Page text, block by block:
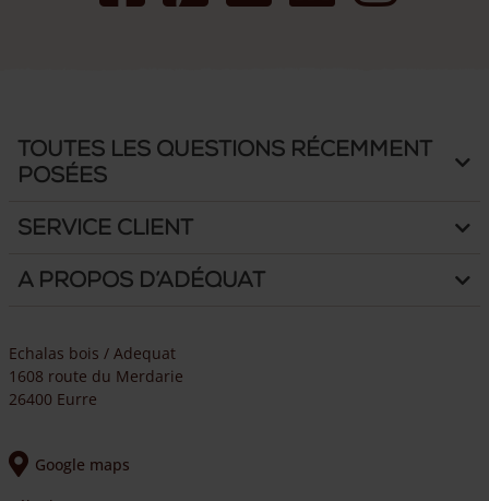
Toutes les questions récemment
posées
Service client
A propos d’Adéquat
Echalas bois / Adequat
1608 route du Merdarie
26400 Eurre
Google maps